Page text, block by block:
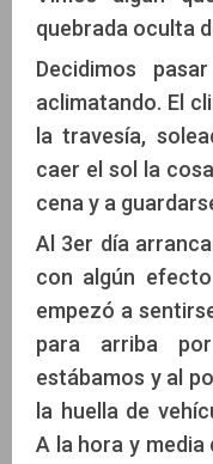
quebrada oculta
Decidimos
aclimatando. El
la travesía,
caer el sol la
cena y a
Al 3er día
con algún
empezó a
para arriba
estábamos y al
la huella de
A la hora y